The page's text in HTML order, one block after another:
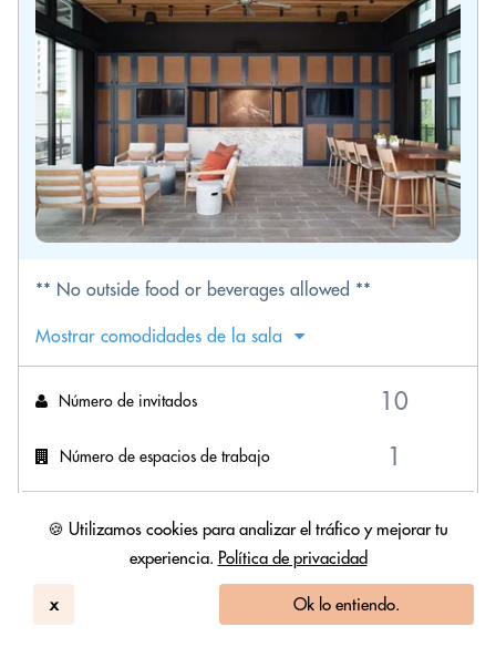
🍪 Utilizamos cookies para analizar el tráfico y mejorar tu
experiencia. Política de privacidad
x Ok lo entiendo.
** No outside food or beverages allowed **
Mostrar comodidades de la sala
Número de invitados
Número de espacios de trabajo
Pagar Ahora:
150.00 USD
Reserva con CC ahora. Cancelación gratuita hasta 25 horas